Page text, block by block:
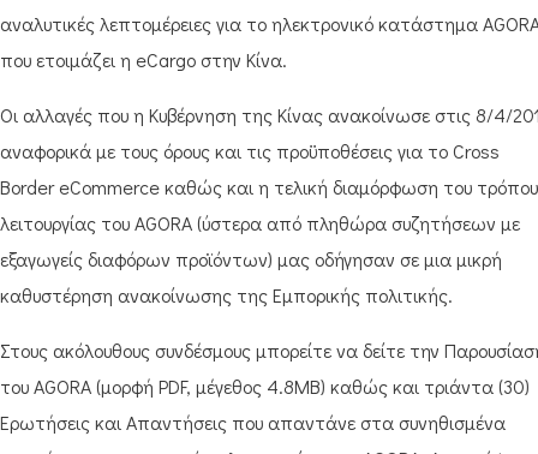
αναλυτικές λεπτομέρειες για το ηλεκτρονικό κατάστημα
που ετοιμάζει η eCargo στην Κίνα.
Οι αλλαγές που η Κυβέρνηση της Κίνας ανακοίνωσε στις 8/4/
αναφορικά με τους όρους και τις προϋποθέσεις για το Cross
Border eCommerce καθώς και η τελική διαμόρφωση του τρόπου
λειτουργίας του AGORA (ύστερα από πληθώρα συζητήσεων με
εξαγωγείς διαφόρων προϊόντων) μας οδήγησαν σε μια μικρή
καθυστέρηση ανακοίνωσης της Εμπορικής πολιτικής.
Στους ακόλουθους συνδέσμους μπορείτε να δείτε την
του AGORA (μορφή PDF, μέγεθος 4.8MB) καθώς και τριάντα (30)
Ερωτήσεις και Απαντήσεις που απαντάνε στα συνηθισμένα